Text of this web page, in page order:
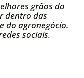
grãos do
dentro das
do agronegócio.
sociais.